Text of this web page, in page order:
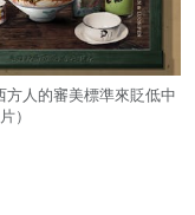
人的審美標準來貶低中
）